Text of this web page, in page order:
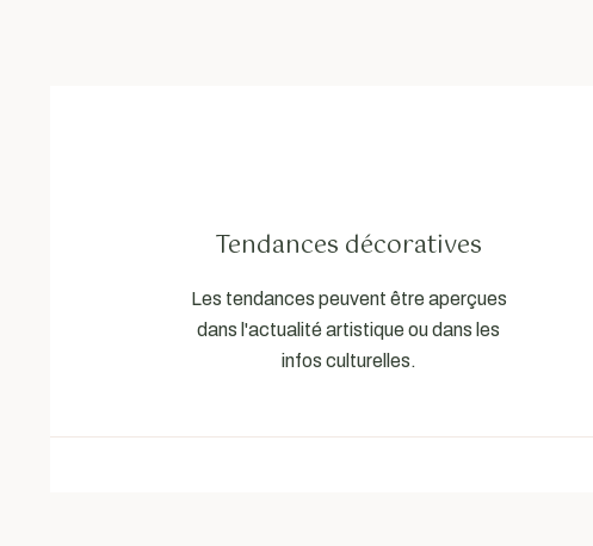
Tendances décoratives
Les tendances peuvent être aperçues
dans l'actualité artistique ou dans les
infos culturelles.